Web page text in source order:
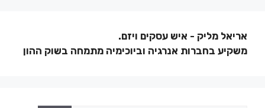
אריאל מליק - איש עסקים ויזם.
משקיע בחברות אנרגיה וביוכימיה מתמחה בשוק ההון